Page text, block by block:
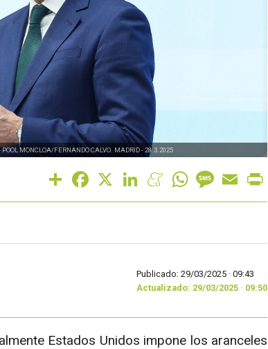
POOL MONCLOA/FERNANDO CALVO. MADRID - 28.3.2025
Share Facebook LinkedInMeneameWhatsAppMessage
Email
Publicado: 29/03/2025 · 09:43
Actualizado: 29/03/2025 · 09:50
Estados Unidos impone los aranceles